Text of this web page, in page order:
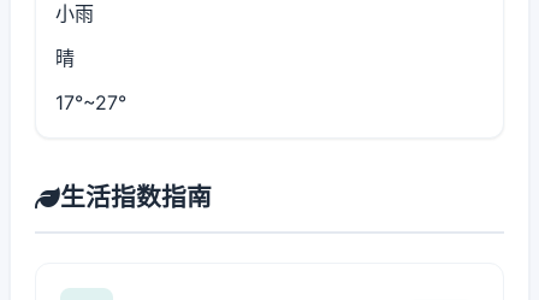
小雨
晴
17°~27°
生活指数指南